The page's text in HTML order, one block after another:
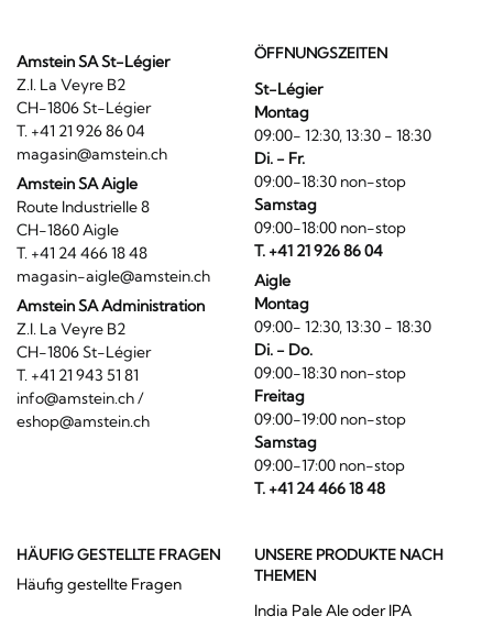
Amstein SA St-Légier
Z.I. La Veyre B2
CH-1806 St-Légier
T. +41 21 926 86 04
magasin@amstein.ch
Amstein SA Aigle
Route Industrielle 8
CH-1860 Aigle
T. +41 24 466 18 48
magasin-aigle@amstein.ch
Amstein SA Administration
Z.I. La Veyre B2
CH-1806 St-Légier
T. +41 21 943 51 81
info@amstein.ch/
eshop@amstein.ch
ÖFFNUNGSZEITEN
St-Légier
Montag
09:00- 12:30, 13:30 - 18:30
Di. - Fr.
09:00-18:30 non-stop
Samstag
09:00-18:00 non-stop
T. +41 21 926 86 04
Aigle
Montag
09:00- 12:30, 13:30 - 18:30
Di. - Do.
09:00-18:30 non-stop
Freitag
09:00-19:00 non-stop
Samstag
09:00-17:00 non-stop
T. +41 24 466 18 48
HÄUFIG GESTELLTE FRAGEN
Häufig gestellte Fragen
UNSERE PRODUKTE NACH
THEMEN
India Pale Ale oder IPA